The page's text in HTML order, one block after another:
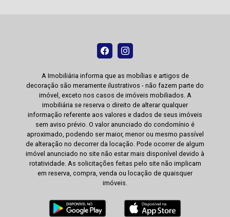
A Imobiliária informa que as mobílias e artigos de
decoração são meramente ilustrativos - não fazem parte do
imóvel, exceto nos casos de imóveis mobiliados. A
imobiliária se reserva o direito de alterar qualquer
informação referente aos valores e dados de seus imóveis
sem aviso prévio. O valor anunciado do condomínio é
aproximado, podendo ser maior, menor ou mesmo passível
de alteração no decorrer da locação. Pode ocorrer de algum
imóvel anunciado no site não estar mais disponível devido à
rotatividade. As solicitações feitas pelo site não implicam
em reserva, compra, venda ou locação de quaisquer
imóveis.